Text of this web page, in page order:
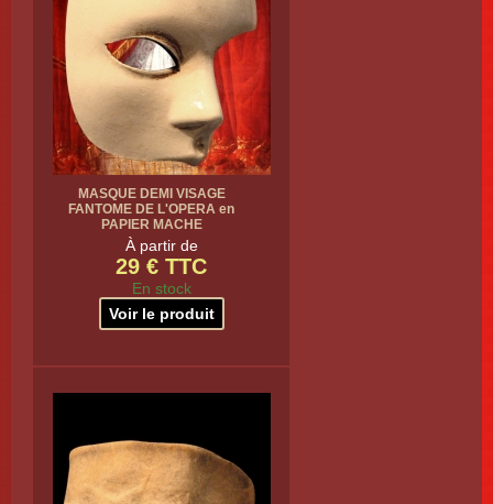
MASQUE DEMI VISAGE
FANTOME DE L'OPERA en
PAPIER MACHE
À partir de
29 € TTC
En stock
Voir le produit